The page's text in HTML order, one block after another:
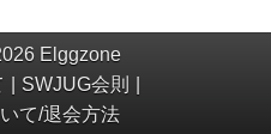
Elggzone
SWJUG会則
て/退会方法